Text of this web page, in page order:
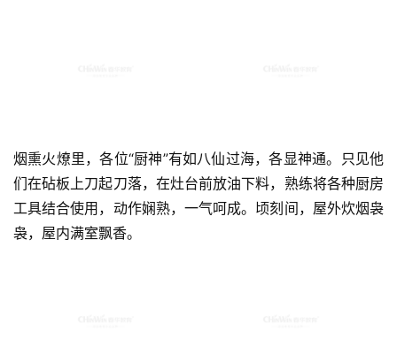
烟熏火燎里，各位“厨神”有如八仙过海，各显神通。只见他
们在砧板上刀起刀落，在灶台前放油下料，熟练将各种厨房
工具结合使用，动作娴熟，一气呵成。顷刻间，屋外炊烟袅
袅，屋内满室飘香。